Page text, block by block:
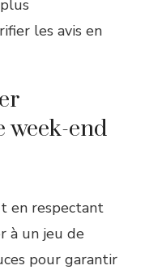
les avis en
week-end
en respectant
à un jeu de
pour garantir